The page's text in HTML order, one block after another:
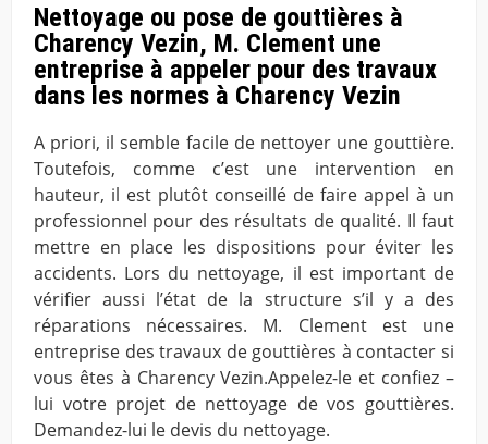
Nettoyage ou pose de gouttières à
Charency Vezin, M. Clement une
entreprise à appeler pour des travaux
dans les normes à Charency Vezin
A priori, il semble facile de nettoyer une gouttière.
Toutefois, comme c’est une intervention en
hauteur, il est plutôt conseillé de faire appel à un
professionnel pour des résultats de qualité. Il faut
mettre en place les dispositions pour éviter les
accidents. Lors du nettoyage, il est important de
vérifier aussi l’état de la structure s’il y a des
réparations nécessaires. M. Clement est une
entreprise des travaux de gouttières à contacter si
vous êtes à Charency Vezin.Appelez-le et confiez –
lui votre projet de nettoyage de vos gouttières.
Demandez-lui le devis du nettoyage.